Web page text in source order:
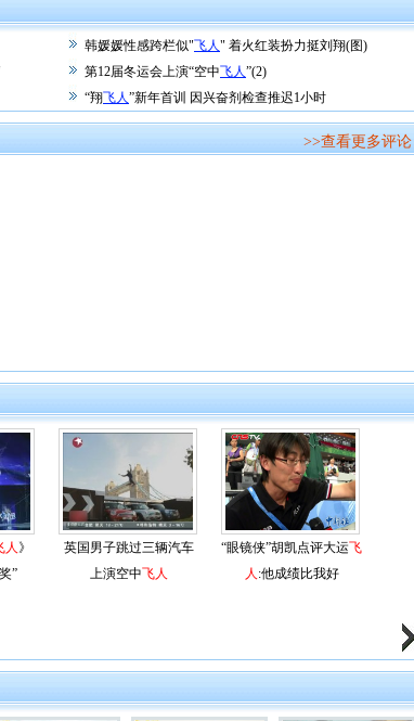
韩媛媛性感跨栏似"飞人" 着火红装扮力挺刘翔(图)
第12届冬运会上演“空中飞人”(2)
“翔飞人”新年首训 因兴奋剂检查推迟1小时
>>查看更多评论
人 》
”
英国男子跳过三辆汽车
上演空中飞人
“眼镜侠”胡凯点评大运飞
人 :他成绩比我好